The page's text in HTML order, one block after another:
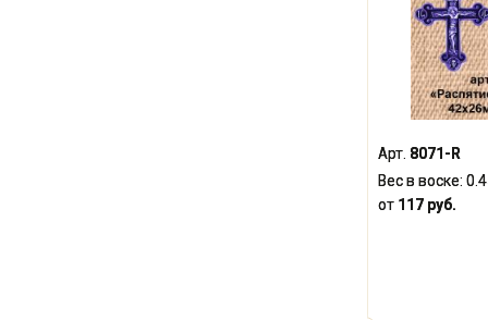
Арт. 8071-R
Вес в воске:
от 117 руб.